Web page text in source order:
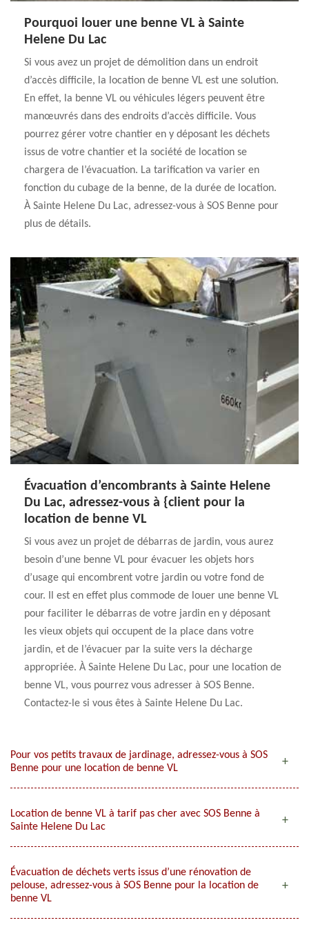
Pourquoi louer une benne VL à Sainte
Helene Du Lac
Si vous avez un projet de démolition dans un endroit
d’accès difficile, la location de benne VL est une solution.
En effet, la benne VL ou véhicules légers peuvent être
manœuvrés dans des endroits d’accès difficile. Vous
pourrez gérer votre chantier en y déposant les déchets
issus de votre chantier et la société de location se
chargera de l’évacuation. La tarification va varier en
fonction du cubage de la benne, de la durée de location.
À Sainte Helene Du Lac, adressez-vous à SOS Benne pour
plus de détails.
Évacuation d’encombrants à Sainte Helene
Du Lac, adressez-vous à {client pour la
location de benne VL
Si vous avez un projet de débarras de jardin, vous aurez
besoin d’une benne VL pour évacuer les objets hors
d’usage qui encombrent votre jardin ou votre fond de
cour. Il est en effet plus commode de louer une benne VL
pour faciliter le débarras de votre jardin en y déposant
les vieux objets qui occupent de la place dans votre
jardin, et de l’évacuer par la suite vers la décharge
appropriée. À Sainte Helene Du Lac, pour une location de
benne VL, vous pourrez vous adresser à SOS Benne.
Contactez-le si vous êtes à Sainte Helene Du Lac.
Pour vos petits travaux de jardinage, adressez-vous à SOS
Benne pour une location de benne VL
Location de benne VL à tarif pas cher avec SOS Benne à
Sainte Helene Du Lac
Évacuation de déchets verts issus d’une rénovation de
pelouse, adressez-vous à SOS Benne pour la location de
benne VL